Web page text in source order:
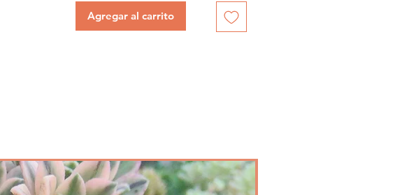
Agregar al carrito